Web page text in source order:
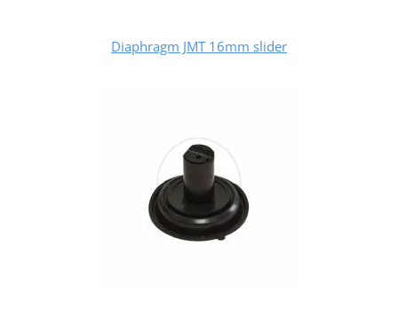
Diaphragm JMT 16mm slider